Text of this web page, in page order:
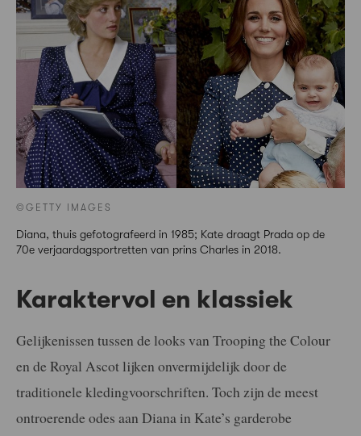
©GETTY IMAGES
Diana, thuis gefotografeerd in 1985; Kate draagt Prada op de
70e verjaardagsportretten van prins Charles in 2018.
Karaktervol en klassiek
Gelijkenissen tussen de looks van Trooping the Colour
en de Royal Ascot lijken onvermijdelijk door de
traditionele kledingvoorschriften. Toch zijn de meest
ontroerende odes aan Diana in Kate’s garderobe